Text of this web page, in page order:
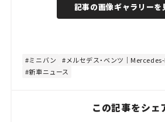
記事の画像ギャラリーを
ミニバン メルセデス・ベンツ｜
新車ニュース
この記事をシェ